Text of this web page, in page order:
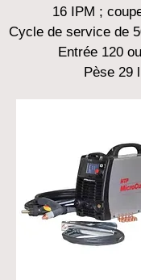
16 IPM ;
Cycle de service de
Entrée 120
Pèse 29